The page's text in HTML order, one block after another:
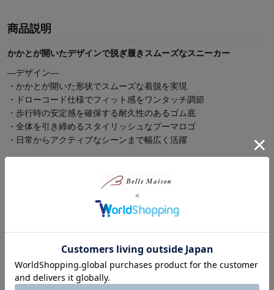
商品説明
かかとが開いたデザインで脱ぎ履きスムーズなスニーカー
―デザイン―
・かかとが開いた形状でスムーズな着脱を実現
・ドローコード仕様でフィット感をワンタッチ調節
・歩行時の安定感を確保する耐久性のあるゴム底
・全体を引き締めるスタイリッシュなプーマロゴ
・日常からアクティブなシーンまで幅広く活躍
・足への負担を軽減するクッション性の高いソール
・ふんわりと快適なステップを支えるソフトライド
・通気性に優れたメッシュ素材をアッパーに使用
・ムレを抑えてさらりと心地よい状態をキープ
続きを読む
商品レビュー